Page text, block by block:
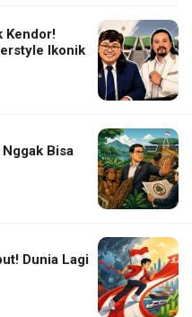
Kendor!
Ikonik
Bisa
Dunia Lagi